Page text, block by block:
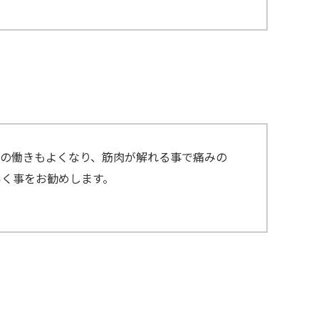
働きもよくなり、筋肉が解れる事で痛みの
ていく事をお勧めします。